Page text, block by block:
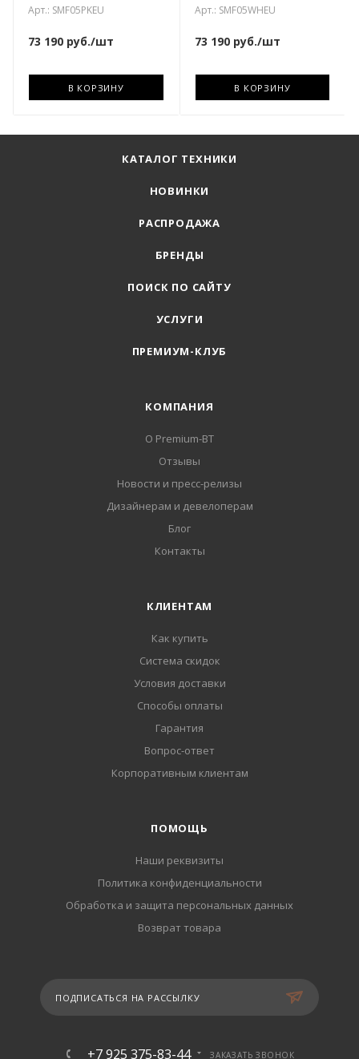
Арт.: SMF05PKEU
73 190 руб./шт
В КОРЗИНУ
Арт.: SMF05WHEU
73 190руб./шт
В КОРЗИНУ
КАТАЛОГ ТЕХНИКИ
НОВИНКИ
РАСПРОДАЖА
БРЕНДЫ
ПОИСК ПО САЙТУ
УСЛУГИ
ПРЕМИУМ-КЛУБ
КОМПАНИЯ
О Premium-BT
Отзывы
Новости и пресс-релизы
Дизайнерам и девелоперам
Блог
Контакты
КЛИЕНТАМ
Как купить
Система скидок
Условия доставки
Способы оплаты
Гарантия
Вопрос-ответ
Корпоративным клиентам
ПОМОЩЬ
Наши реквизиты
Политика конфиденциальности
Обработка и защита персональных данных
Возврат товара
ПОДПИСАТЬСЯ НА РАССЫЛКУ
+7 925 375-83-44 ЗАКАЗАТЬ ЗВОНОК